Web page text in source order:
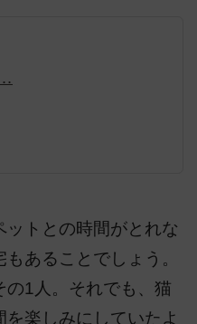
トとの時間がとれな
あることでしょう。
の1人。それでも、猫
楽しみにしていたよ